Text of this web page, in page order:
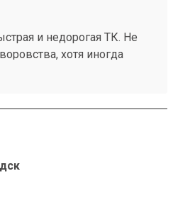
и недорогая ТК. Не
хотя иногда
доставлен за 1(!)